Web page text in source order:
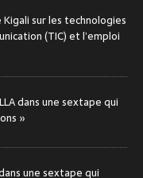
sur les technologies
(TIC) et l’emploi
dans une sextape qui
»
une sextape qui